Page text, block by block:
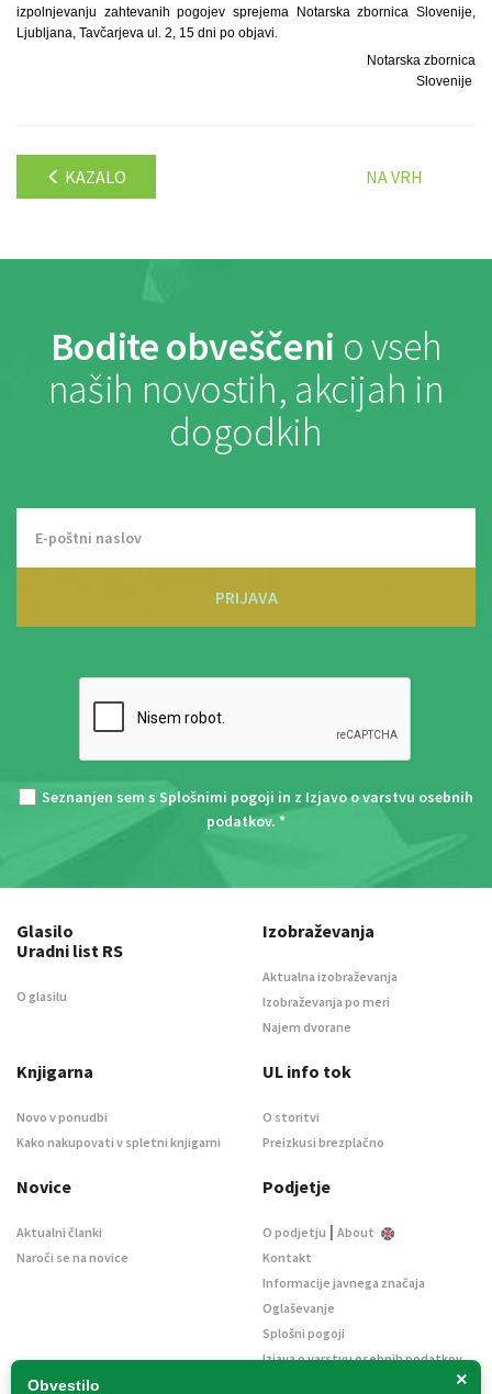
izpolnjevanju zahtevanih pogojev sprejema Notarska zbornica Slovenije,
Ljubljana, Tavčarjeva ul. 2, 15 dni po objavi.
Notarska zbornica
Slovenije
KAZALO NA VRH
Bodite obveščeni o vseh
naših novostih, akcijah in
dogodkih
PRIJAVA
Seznanjen sem s Splošnimi pogoji in z Izjavo o varstvu osebnih
podatkov. *
×
Obvestilo
Glasilo
Uradni list RS
O glasilu
Izobraževanja
Aktualna izobraževanja
Izobraževanja po meri
Najem dvorane
Knjigarna
Novo v ponudbi
Kako nakupovati v spletni knjigarni
UL info tok
O storitvi
Preizkusi brezplačno
Novice
Aktualni članki
Naroči se na novice
Podjetje
O podjetju | About
Kontakt
Informacije javnega značaja
Oglaševanje
Splošni pogoji
Izjava o varstvu osebnih podatkov